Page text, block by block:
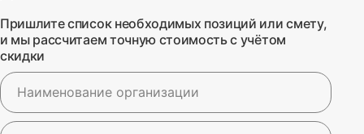
Пришлите список необходимых позиций или смету,
и мы рассчитаем точную стоимость с учётом
скидки